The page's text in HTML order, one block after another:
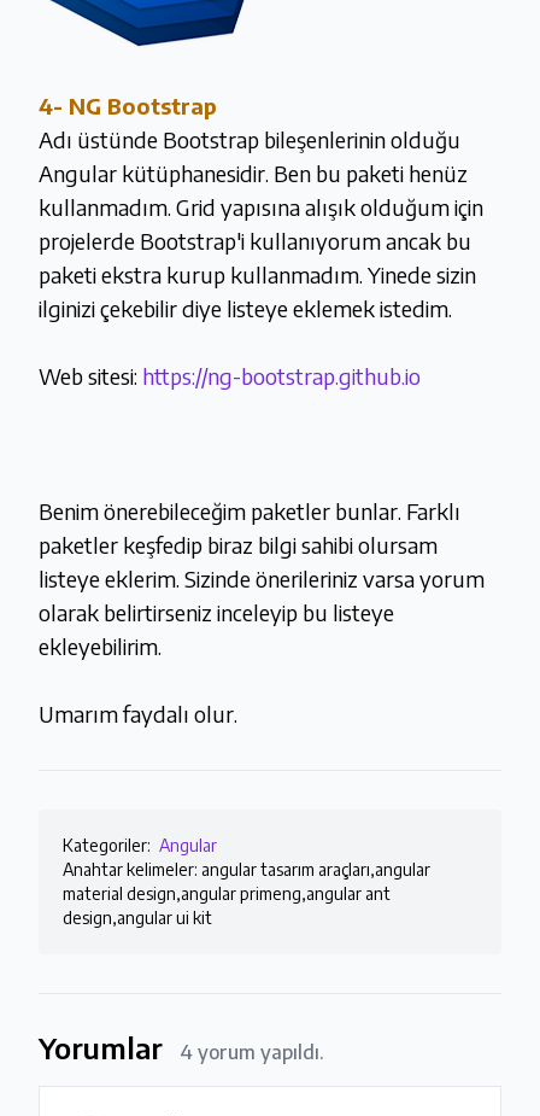
4- NG Bootstrap
Adı üstünde Bootstrap bileşenlerinin olduğu
Angular kütüphanesidir. Ben bu paketi henüz
kullanmadım. Grid yapısına alışık olduğum için
projelerde Bootstrap'i kullanıyorum ancak bu
paketi ekstra kurup kullanmadım. Yinede sizin
ilginizi çekebilir diye listeye eklemek istedim.
Web sitesi: https://ng-bootstrap.github.io
Benim önerebileceğim paketler bunlar. Farklı
paketler keşfedip biraz bilgi sahibi olursam
listeye eklerim. Sizinde önerileriniz varsa yorum
olarak belirtirseniz inceleyip bu listeye
ekleyebilirim.
Umarım faydalı olur.
Kategoriler: Angular
Anahtar kelimeler: angular tasarım araçları,angular
material design,angular primeng,angular ant
design,angular ui kit
Yorumlar 4 yorum yapıldı.